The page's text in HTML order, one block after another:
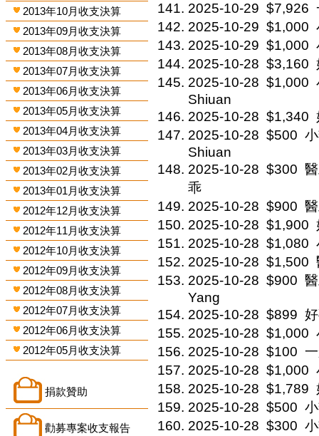
2013年10月收支決算
2013年09月收支決算
2013年08月收支決算
2013年07月收支決算
2013年06月收支決算
2013年05月收支決算
2013年04月收支決算
2013年03月收支決算
2013年02月收支決算
2013年01月收支決算
2012年12月收支決算
2012年11月收支決算
2012年10月收支決算
2012年09月收支決算
2012年08月收支決算
2012年07月收支決算
2012年06月收支決算
2012年05月收支決算
捐款贊助
勸募專案收支報告
2025-10-29 $7,926
2025-10-29 $1,000
2025-10-29 $1,000
2025-10-28 $3,160
2025-10-28 $1,000
Shiuan
2025-10-28 $1,340
2025-10-28 $500
Shiuan
2025-10-28 $300
乖
2025-10-28 $900
2025-10-28 $1,900
2025-10-28 $1,080
2025-10-28 $1,500
2025-10-28 $900
Yang
2025-10-28 $899
2025-10-28 $1,000
2025-10-28 $100
2025-10-28 $1,000
2025-10-28 $1,789
2025-10-28 $500
2025-10-28 $300